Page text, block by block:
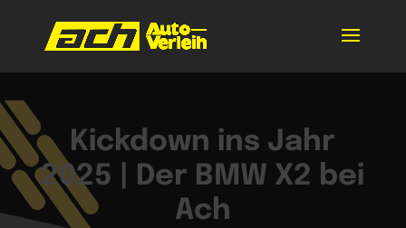
Kickdown ins Jahr
2025 | Der BMW X2 bei
Ach